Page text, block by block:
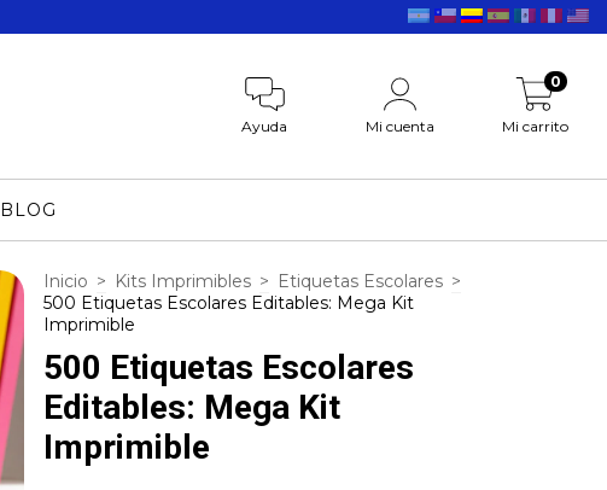
Ayuda Mi cuenta Mi carrito
0
BLOG
Inicio > Kits Imprimibles > Etiquetas Escolares >
500 Etiquetas Escolares Editables: Mega Kit
Imprimible
500 Etiquetas Escolares
Editables: Mega Kit
Imprimible